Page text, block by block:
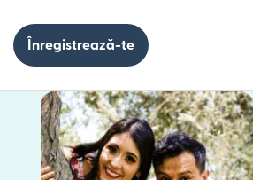
Înregistrează-te